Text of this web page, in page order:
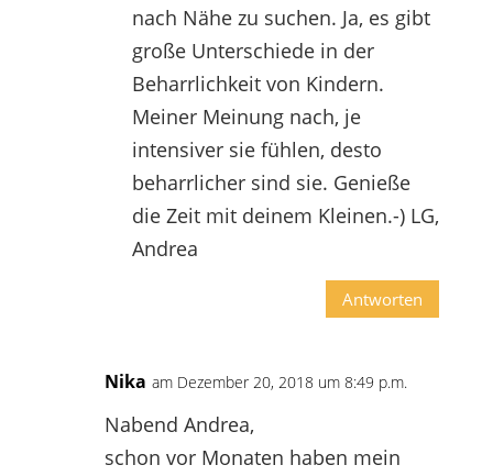
nach Nähe zu suchen. Ja, es gibt
große Unterschiede in der
Beharrlichkeit von Kindern.
Meiner Meinung nach, je
intensiver sie fühlen, desto
beharrlicher sind sie. Genieße
die Zeit mit deinem Kleinen.-) LG,
Andrea
Antworten
Nika am Dezember 20, 2018 um 8:49 p.m.
Nabend Andrea,
schon vor Monaten haben mein